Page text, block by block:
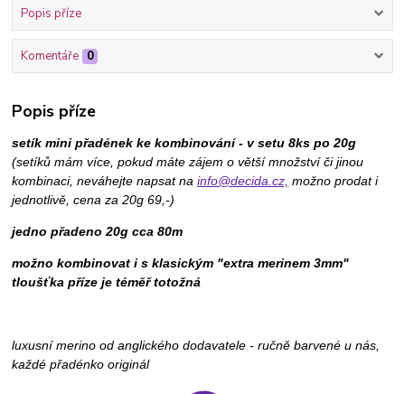
Popis příze
Komentáře 0
Popis příze
setík mini přadének ke kombinování - v setu 8ks po 20g
(setíků mám více, pokud máte zájem o větší množství či jinou
kombinaci, neváhejte napsat nainfo@decida.cz, možno prodat i
jednotlivě, cena za 20g 69,-)
jedno přadeno 20g cca 80m
možno kombinovat i s klasickým "extra merinem 3mm"
tloušťka příze je téměř totožná
luxusní merino od anglického dodavatele - ručně barvené u nás,
každé přadénko originál